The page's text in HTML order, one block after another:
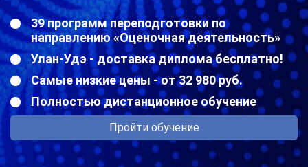
39 программ переподготовки по
направлению «Оценочная деятельность»
Улан-Удэ - доставка диплома бесплатно!
Самые низкие цены - от 32 980 руб.
Полностью дистанционное обучение
Пройти обучение